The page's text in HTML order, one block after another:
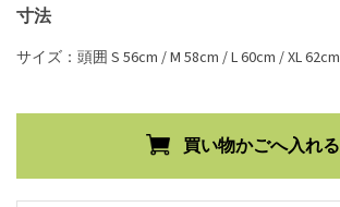
寸法
サイズ：頭囲 S 56cm / M 58cm / L 60cm / XL 62cm